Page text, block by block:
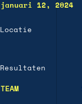
januari 12, 2024
Locatie
Resultaten
TEAM